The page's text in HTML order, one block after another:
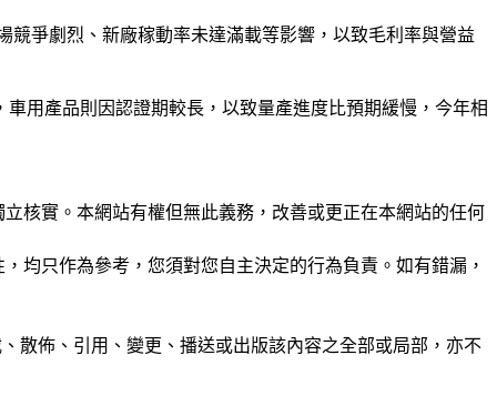
爭劇烈、新廠稼動率未達滿載等影響，以致毛利率與營益
用產品則因認證期較長，以致量產進度比預期緩慢，今年相
核實。本網站有權但無此義務，改善或更正在本網站的任何
均只作為參考，您須對您自主決定的行為負責。如有錯漏，
散佈、引用、變更、播送或出版該內容之全部或局部，亦不